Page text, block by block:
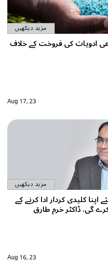
مزید دیکھیں
ادویات کی فروخت کے خلاف
Aug 17, 23
مزید دیکھیں
کلیدی کردار ادا کرنے کے
گی، ڈاکٹر خرم طارق
Aug 16, 23